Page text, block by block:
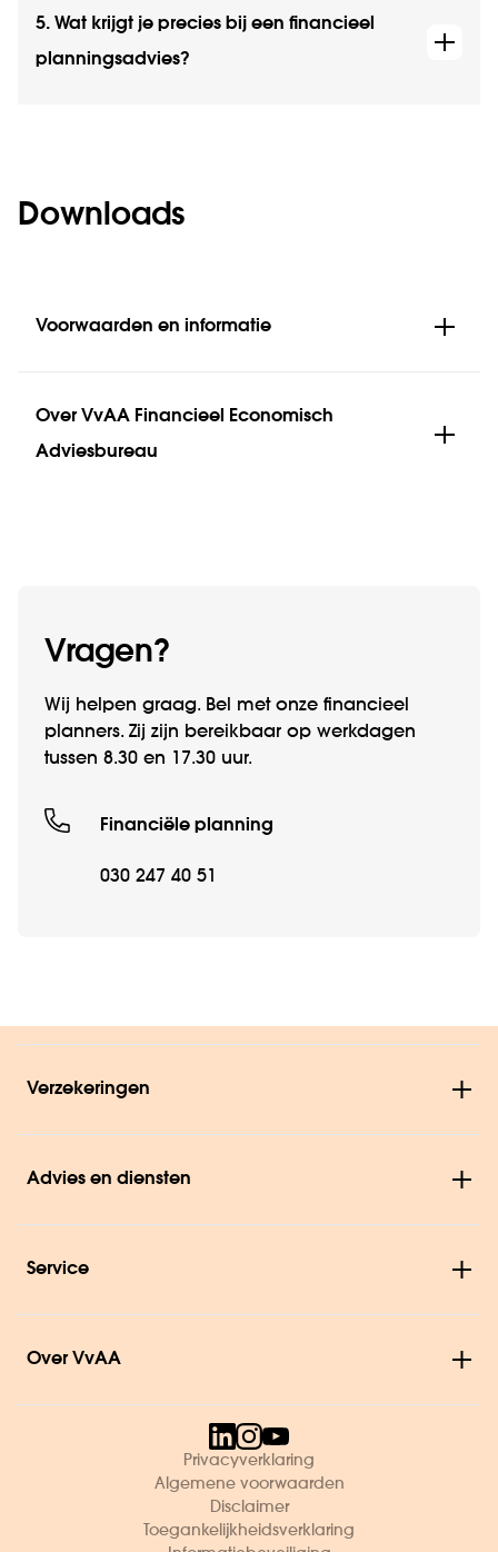
5. Wat krijgt je precies bij een financieel
planningsadvies?
Downloads
Voorwaarden en informatie
Over VvAA Financieel Economisch
Adviesbureau
Vragen?
Wij helpen graag. Bel met onze financieel
planners. Zij zijn bereikbaar op werkdagen
tussen 8.30 en 17.30 uur.
Financiële planning
030 247 40 51
Verzekeringen
Advies en diensten
Service
Over VvAA
Privacyverklaring
Algemene voorwaarden
Disclaimer
Toegankelijkheidsverklaring